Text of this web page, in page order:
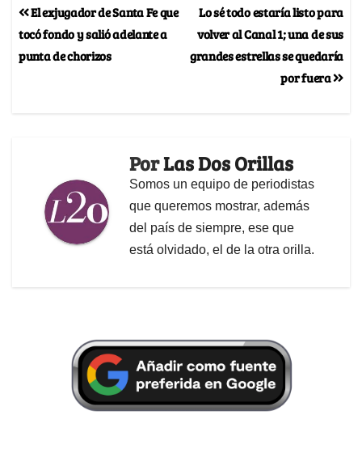
Lo sé todo estaría listo para
volver al Canal 1; una de sus
grandes estrellas se quedaría
por fuera
El exjugador de Santa Fe que
tocó fondo y salió adelante a
punta de chorizos
PorLas Dos Orillas
Somos un equipo de periodistas
que queremos mostrar, además
del país de siempre, ese que
está olvidado, el de la otra orilla.